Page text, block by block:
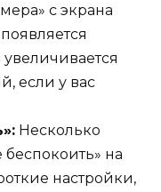
с экрана
если у вас
Несколько
на
настройки,